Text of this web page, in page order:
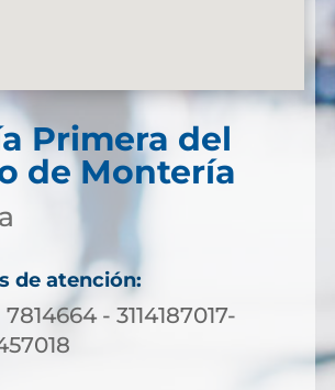
Primera del
de Montería
de atención:
- 3114187017-